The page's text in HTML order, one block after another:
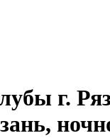
г.